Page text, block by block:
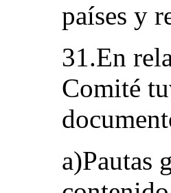
países y
31.En
Comité
a)Pautas